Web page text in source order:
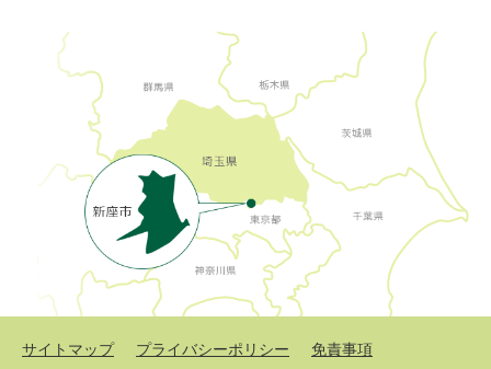
サイトマップ プライバシーポリシー
免責事項